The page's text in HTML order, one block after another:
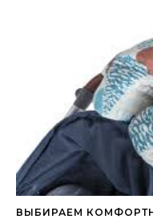
ВЫБИРАЕМ